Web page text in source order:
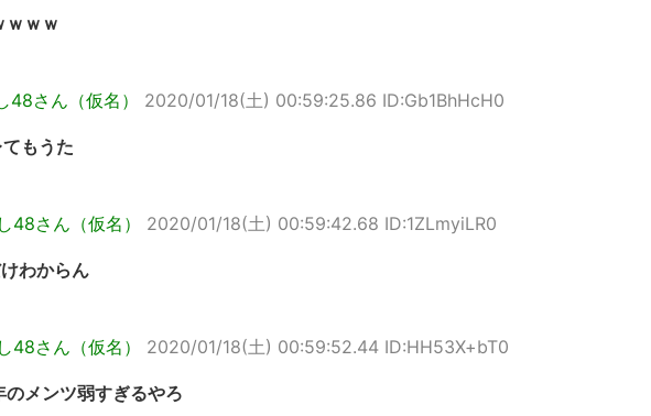
ｗｗｗ
48さん（仮名） 2020/01/18(土) 00:59:25.86 ID:Gb1BhHcH0
もうた
48さん（仮名） 2020/01/18(土) 00:59:42.68 ID:1ZLmyiLR0
わからん
48さん（仮名） 2020/01/18(土) 00:59:52.44 ID:HH53X+bT0
のメンツ弱すぎるやろ